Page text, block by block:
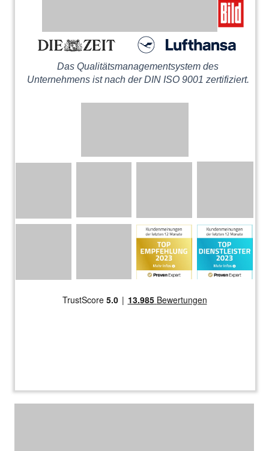
Das Qualitätsmanagementsystem des
Unternehmens ist nach der DIN ISO 9001 zertifiziert.